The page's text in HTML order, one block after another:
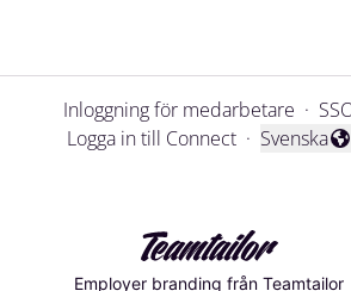
Inloggning för medarbetare ·
Logga in till Connect · Byt språk
Svenska
Employer branding från Teamtailor